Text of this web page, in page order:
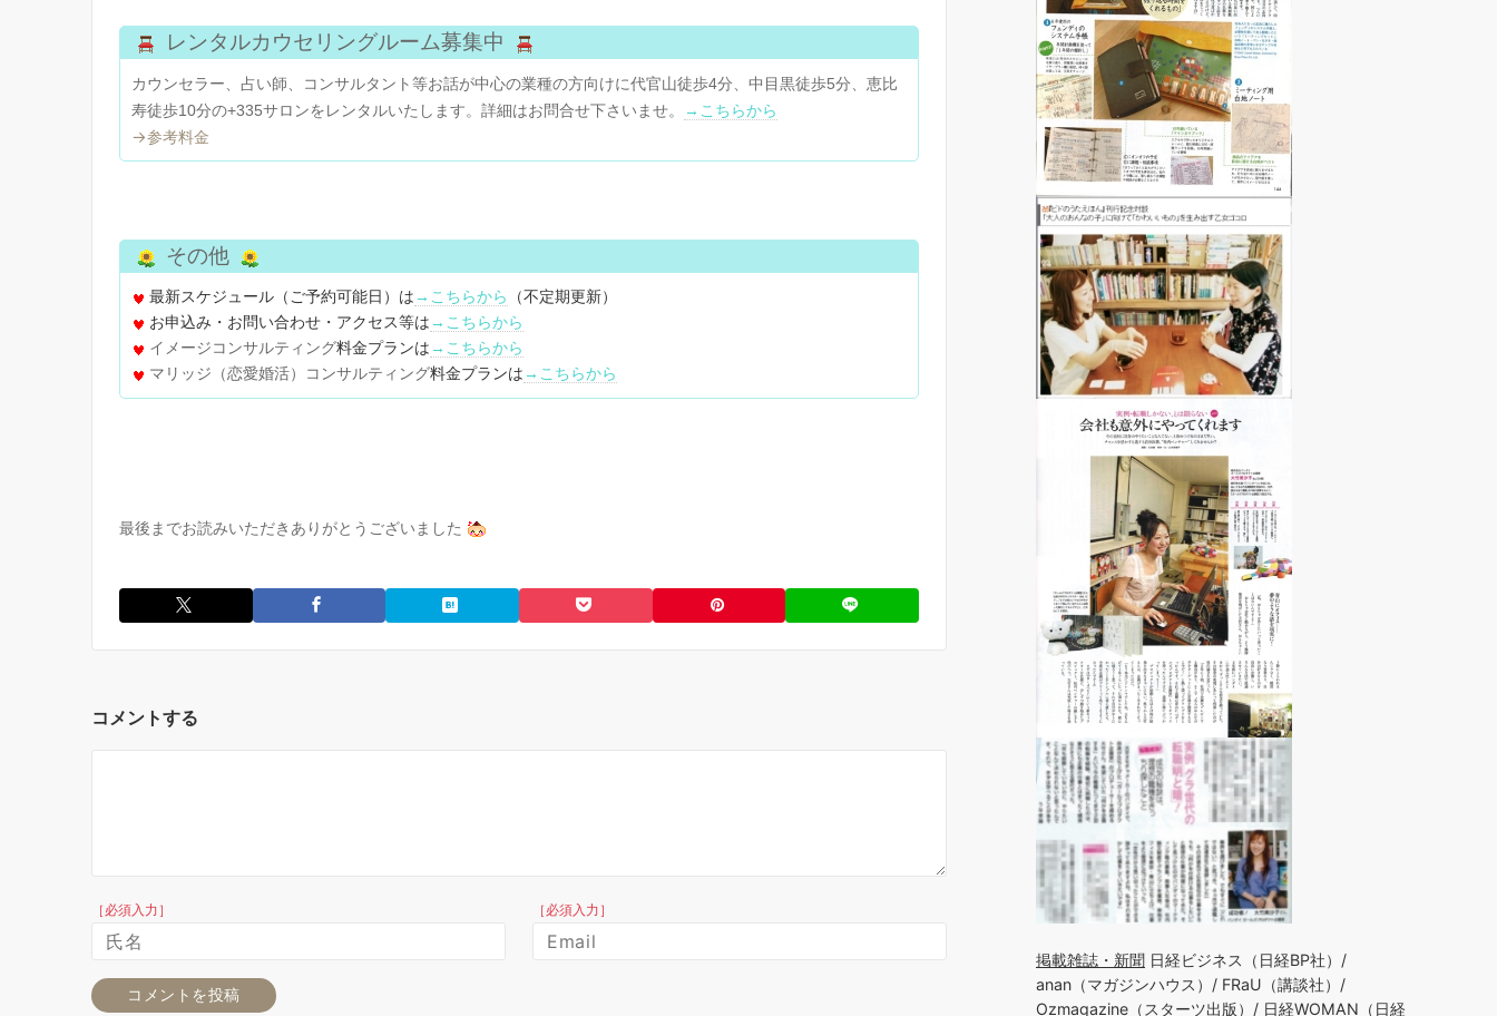
レンタルカウセリングルーム募集中
カウンセラー、占い師、コンサルタント等お話が中心の業種の方向けに代官山徒歩4分、中目黒徒歩5分、恵比
寿徒歩10分の+335サロンをレンタルいたします。詳細はお問合せ下さいませ。
→こちらから
→参考料金
その他
最新スケジュール（ご予約可能日）は→こちらから
（不定期更新）
お申込み・お問い合わせ・アクセス等は→こちらから
イメージコンサルティング料金プランは→こちらから
マリッジ（恋愛婚活）コンサルティング料金プランは→こちらから
最後までお読みいただきありがとうございました
コメントする
［必須入力］ ［必須入力］
掲載雑誌・新聞 日経ビジネス（日経BP社）/
anan（マガジンハウス）/ FRaU（講談社）/
Ozmagazine（スターツ出版）/ 日経WOMAN（日経